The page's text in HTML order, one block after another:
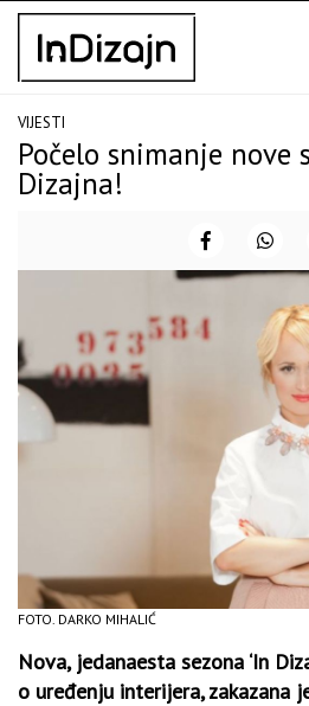
Skip
content
VIJESTI
Počelo snimanje nove
Dizajna!
FOTO. DARKO MIHALIĆ
Nova, jedanaesta sezona ‘In
o uređenju interijera, zakazana